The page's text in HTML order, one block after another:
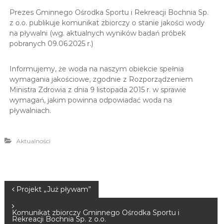
R
e
k
a
c
j
i
Prezes Gminnego Ośrodka Sportu i Rekreacji Bochnia Sp.
z o.o. publikuje komunikat zbiorczy o stanie jakości wody
na pływalni (wg. aktualnych wyników badań próbek
pobranych 09.06.2025 r.)
Informujemy, że woda na naszym obiekcie spełnia
wymagania jakościowe, zgodnie z Rozporządzeniem
Ministra Zdrowia z dnia 9 listopada 2015 r. w sprawie
wymagań, jakim powinna odpowiadać woda na
pływalniach.
Aktualności
Projekt „Już pływam”
Komunikat zbiorczy Gminnego Ośrodka Sportu i
Rekreacji Bochnia Sp. z o.o.